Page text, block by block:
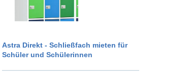
Astra Direkt - Schließfach mieten für
Schüler und Schülerinnen